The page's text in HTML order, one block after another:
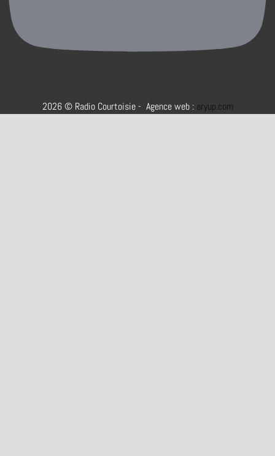
2026 © Radio Courtoisie - Agence web : aryup.com